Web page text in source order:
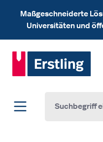
Zum Hauptinhalt springen
Maßgeschneiderte
Universitäten und